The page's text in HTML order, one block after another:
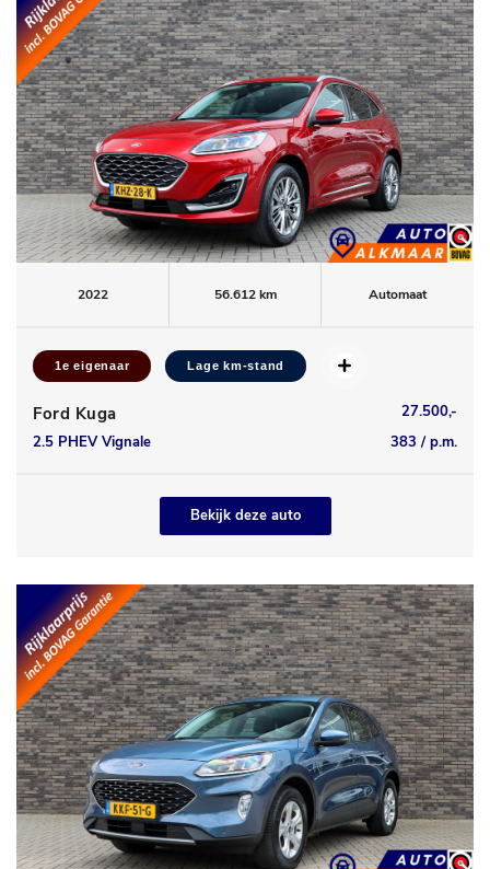
2022 56.612 km Automaat
1e eigenaar Lage km-stand
Ford Kuga
27.500,-
2.5 PHEV Vignale
383 / p.m.
Bekijk deze auto